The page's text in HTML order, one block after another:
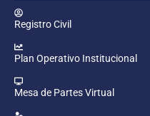
Registro Civil
Plan Operativo Institucional
Mesa de Partes Virtual